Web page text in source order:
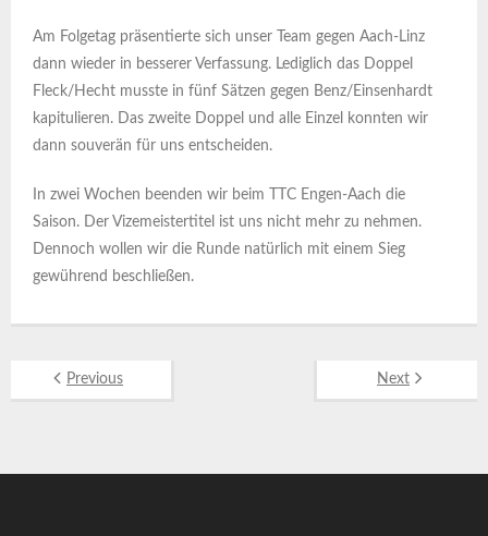
Am Folgetag präsentierte sich unser Team gegen Aach-Linz
dann wieder in besserer Verfassung. Lediglich das Doppel
Fleck/Hecht musste in fünf Sätzen gegen Benz/Einsenhardt
kapitulieren. Das zweite Doppel und alle Einzel konnten wir
dann souverän für uns entscheiden.
In zwei Wochen beenden wir beim TTC Engen-Aach die
Saison. Der Vizemeistertitel ist uns nicht mehr zu nehmen.
Dennoch wollen wir die Runde natürlich mit einem Sieg
gewührend beschließen.
Previous Next